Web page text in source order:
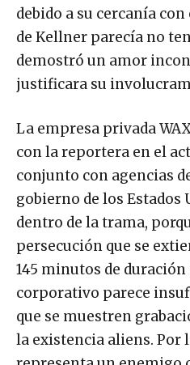
debido a su cercanía
de Kellner parecía no
demostró un amor
justificara su
La empresa privada
con la reportera en el
conjunto con agencias
gobierno de los Estados
dentro de la trama,
persecución que se
145 minutos de duración
corporativo parece
que se muestren
la existencia aliens. Por